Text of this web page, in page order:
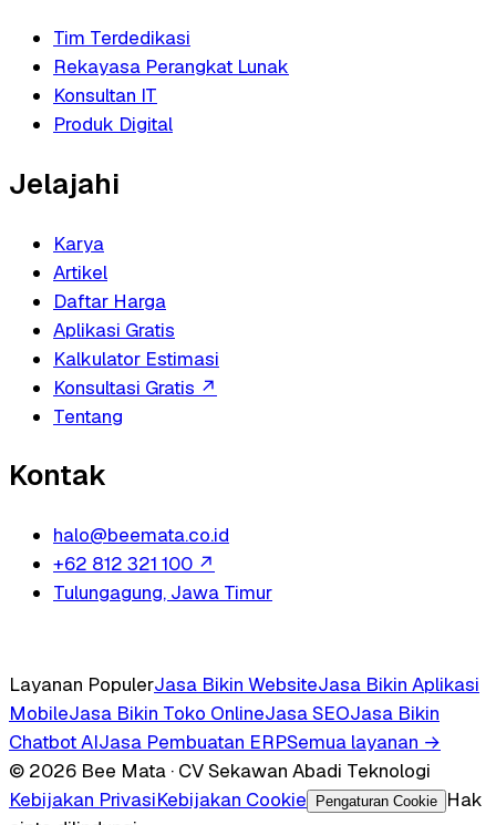
Tim Terdedikasi
Rekayasa Perangkat Lunak
Konsultan IT
Produk Digital
Jelajahi
Karya
Artikel
Daftar Harga
Aplikasi Gratis
Kalkulator Estimasi
Konsultasi Gratis ↗
Tentang
Kontak
halo@beemata.co.id
+62 812 321 100 ↗
Tulungagung, Jawa Timur
Layanan PopulerJasa Bikin WebsiteJasa Bikin Aplikasi
MobileJasa Bikin Toko OnlineJasa SEOJasa Bikin
Chatbot AIJasa Pembuatan ERPSemua layanan →
© 2026 Bee Mata · CV Sekawan Abadi Teknologi
Kebijakan PrivasiKebijakan Cookie Pengaturan Cookie
Hak